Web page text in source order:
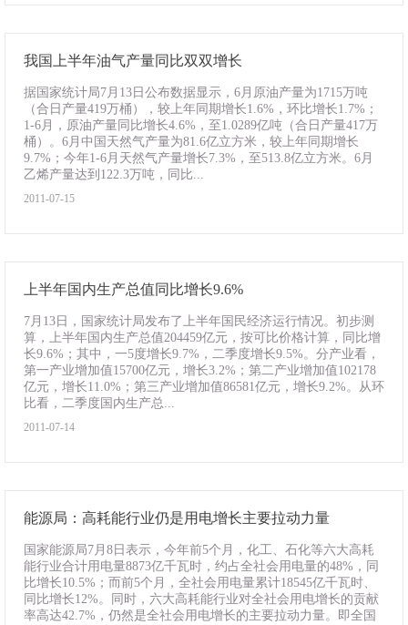
我国上半年油气产量同比双双增长
据国家统计局7月13日公布数据显示，6月原油产量为1715万吨
（合日产量419万桶），较上年同期增长1.6%，环比增长1.7%；
1-6月，原油产量同比增长4.6%，至1.0289亿吨（合日产量417万
桶）。6月中国天然气产量为81.6亿立方米，较上年同期增长
9.7%；今年1-6月天然气产量增长7.3%，至513.8亿立方米。6月
乙烯产量达到122.3万吨，同比...
2011-07-15
上半年国内生产总值同比增长9.6%
7月13日，国家统计局发布了上半年国民经济运行情况。初步测
算，上半年国内生产总值204459亿元，按可比价格计算，同比增
长9.6%；其中，一5度增长9.7%，二季度增长9.5%。分产业看，
第一产业增加值15700亿元，增长3.2%；第二产业增加值102178
亿元，增长11.0%；第三产业增加值86581亿元，增长9.2%。从环
比看，二季度国内生产总...
2011-07-14
能源局：高耗能行业仍是用电增长主要拉动力量
国家能源局7月8日表示，今年前5个月，化工、石化等六大高耗
能行业合计用电量8873亿千瓦时，约占全社会用电量的48%，同
比增长10.5%；而前5个月，全社会用电量累计18545亿千瓦时、
同比增长12%。同时，六大高耗能行业对全社会用电增长的贡献
率高达42.7%，仍然是全社会用电增长的主要拉动力量。即全国